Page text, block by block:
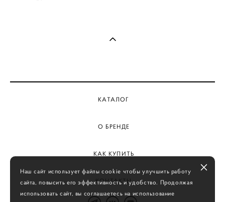
КАТАЛОГ
О БРЕНДЕ
КАК КУПИТЬ
КОНТАКТЫ
Наш сайт использует файлы cookie чтобы улучшить работу
сайта, повысить его эффективность и удобство. Продолжая
использовать сайт, вы соглашаетесь на использование